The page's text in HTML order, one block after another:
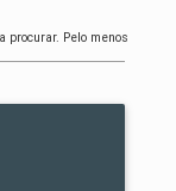
procurar. Pelo menos